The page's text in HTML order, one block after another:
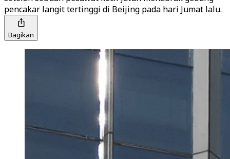
pencakar langit tertinggi di Beijing pada hari Jumat lalu.
Bagikan